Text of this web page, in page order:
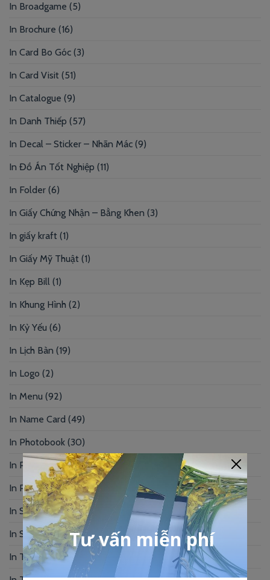
In Broadgame (5)
In Brochure (16)
In Card Bo Góc (3)
In Card Visit (51)
In Catalogue (9)
In Danh Thiếp (57)
In Decal – Sticker – Nhãn Mác (9)
In Đồ Án Tốt Nghiệp (11)
In Folder (6)
In Giấy Chứng Nhận – Bằng Khen (3)
In giấy kraft (1)
In Giấy Mỹ Thuật (1)
In Kẹp Bill (1)
In Khung Hình (2)
In Kỷ Yếu (6)
In Lịch Bàn (19)
In Logo (2)
In Menu (92)
In Name Card (49)
In Photobook (30)
In Postcard(1)
In Profile(1)
In Sổ Tay(2)
In Standee – PP(2)
In Tag Treo(7)